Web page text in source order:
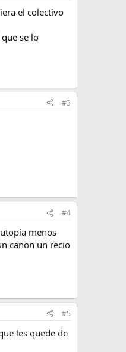
el colectivo
se lo
#3
#4
menos
canon un recio
#5
les quede de